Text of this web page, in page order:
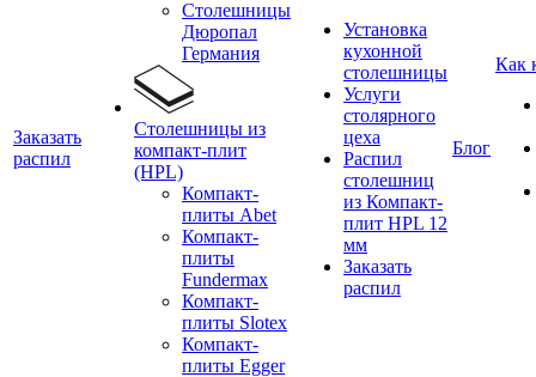
Заказать
распил
Столешницы
Дюропал
Германия
Столешницы из
компакт-плит
(HPL)
Компакт-
плиты Abet
Компакт-
плиты
Fundermax
Компакт-
плиты Slotex
Компакт-
плиты Egger
Установка
кухонной
столешницы
Услуги
столярного
цеха
Распил
столешниц
из Компакт-
плит HPL 12
мм
Заказать
распил
Блог
Как